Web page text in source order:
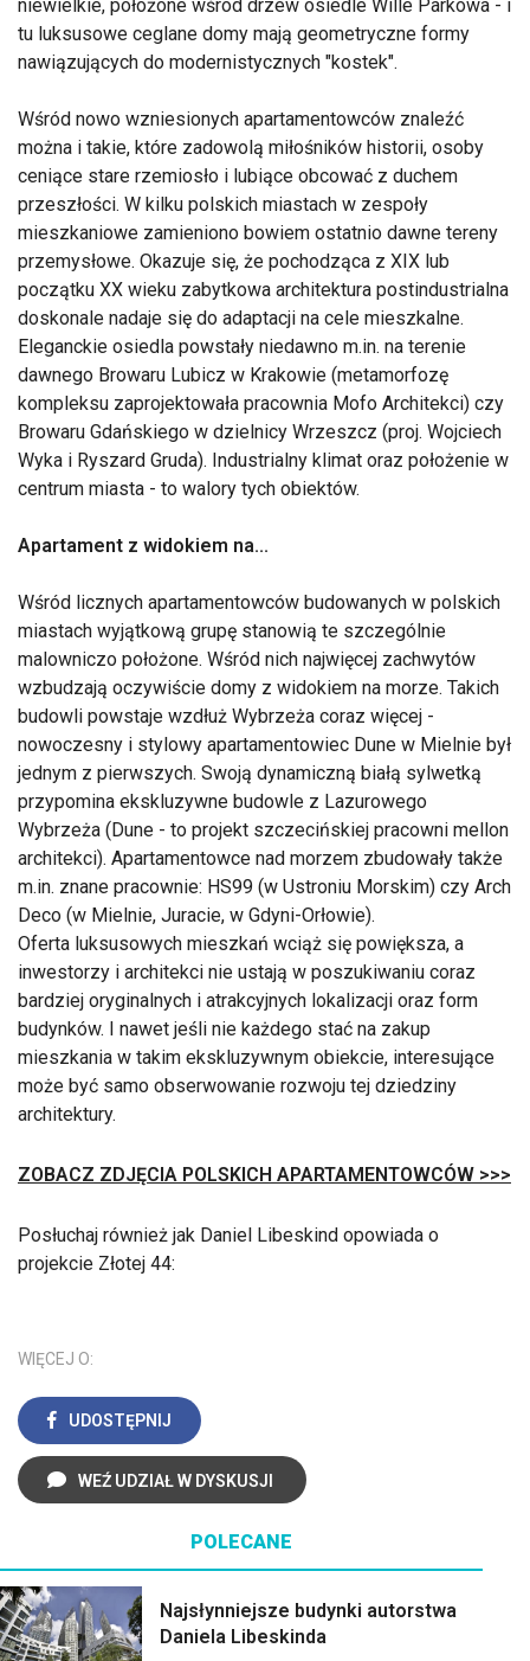
niewielkie, położone wśród drzew osiedle Wille Parkowa - i
tu luksusowe ceglane domy mają geometryczne formy
nawiązujących do modernistycznych "kostek".
Wśród nowo wzniesionych apartamentowców znaleźć
można i takie, które zadowolą miłośników historii, osoby
ceniące stare rzemiosło i lubiące obcować z duchem
przeszłości. W kilku polskich miastach w zespoły
mieszkaniowe zamieniono bowiem ostatnio dawne tereny
przemysłowe. Okazuje się, że pochodząca z XIX lub
początku XX wieku zabytkowa architektura postindustrialna
doskonale nadaje się do adaptacji na cele mieszkalne.
Eleganckie osiedla powstały niedawno m.in. na terenie
dawnego Browaru Lubicz w Krakowie (metamorfozę
kompleksu zaprojektowała pracownia Mofo Architekci) czy
Browaru Gdańskiego w dzielnicy Wrzeszcz (proj. Wojciech
Wyka i Ryszard Gruda). Industrialny klimat oraz położenie w
centrum miasta - to walory tych obiektów.
Apartament z widokiem na...
Wśród licznych apartamentowców budowanych w polskich
miastach wyjątkową grupę stanowią te szczególnie
malowniczo położone. Wśród nich najwięcej zachwytów
wzbudzają oczywiście domy z widokiem na morze. Takich
budowli powstaje wzdłuż Wybrzeża coraz więcej -
nowoczesny i stylowy apartamentowiec Dune w Mielnie był
jednym z pierwszych. Swoją dynamiczną białą sylwetką
przypomina ekskluzywne budowle z Lazurowego
Wybrzeża (Dune - to projekt szczecińskiej pracowni mellon
architekci). Apartamentowce nad morzem zbudowały także
m.in. znane pracownie: HS99 (w Ustroniu Morskim) czy Arch
Deco (w Mielnie, Juracie, w Gdyni-Orłowie).
Oferta luksusowych mieszkań wciąż się powiększa, a
inwestorzy i architekci nie ustają w poszukiwaniu coraz
bardziej oryginalnych i atrakcyjnych lokalizacji oraz form
budynków. I nawet jeśli nie każdego stać na zakup
mieszkania w takim ekskluzywnym obiekcie, interesujące
może być samo obserwowanie rozwoju tej dziedziny
architektury.
ZOBACZ ZDJĘCIA POLSKICH APARTAMENTOWCÓW >>>
Posłuchaj również jak Daniel Libeskind opowiada o
projekcie Złotej 44:
WIĘCEJ O:
UDOSTĘPNIJ
WEŹ UDZIAŁ W DYSKUSJI
POLECANE
Najsłynniejsze budynki autorstwa
Daniela Libeskinda